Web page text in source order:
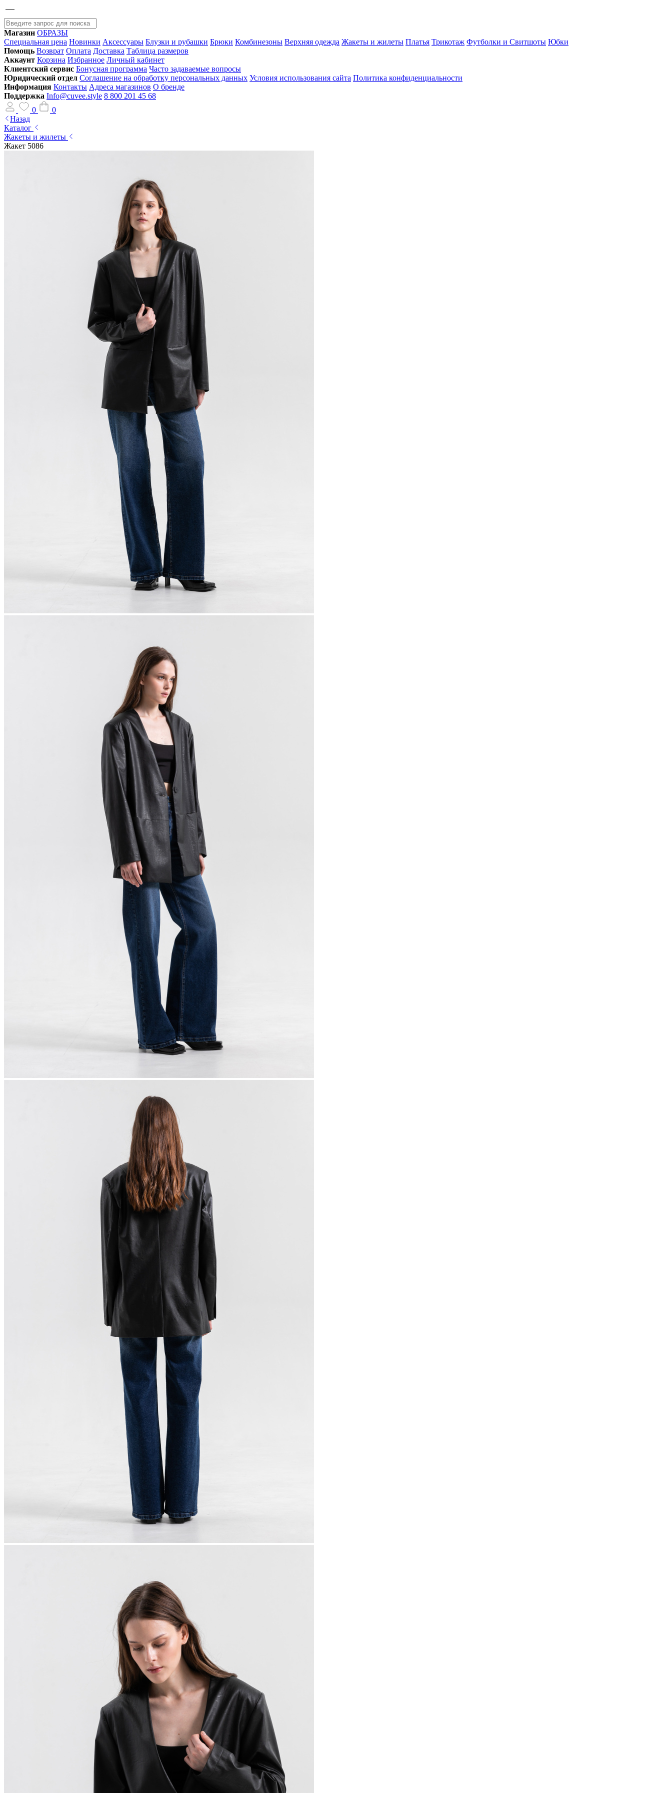
Магазин ОБРАЗЫ
Специальная цена Новинки Аксессуары Блузки и рубашки Брюки Комбинезоны Верхняя одежда Жакеты и жилеты Платья Трикотаж Футболки и Свитшоты Юбки
Помощь Возврат Оплата Доставка Таблица размеров
Аккаунт Корзина Избранное Личный кабинет
Клиентский сервис Бонусная программа Часто задаваемые вопросы
Юридический отдел Соглашение на обработку персональных данных Условия использования сайта Политика конфиденциальности
Информация Контакты Адреса магазинов О бренде
Поддержка Info@cuvee.style 8 800 201 45 68
0
0
Назад
Каталог
Жакеты и жилеты
Жакет 5086